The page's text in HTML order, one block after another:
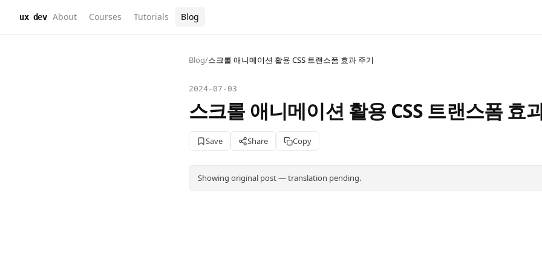
ux dev About Courses Tutorials Blog
Blog/스크롤 애니메이션 활용 CSS 트랜스폼 효과 주기
2024-07-03
스크롤 애니메이션 활용 CSS 트랜스폼 효
Save Share Copy
Showing original post — translation pending.